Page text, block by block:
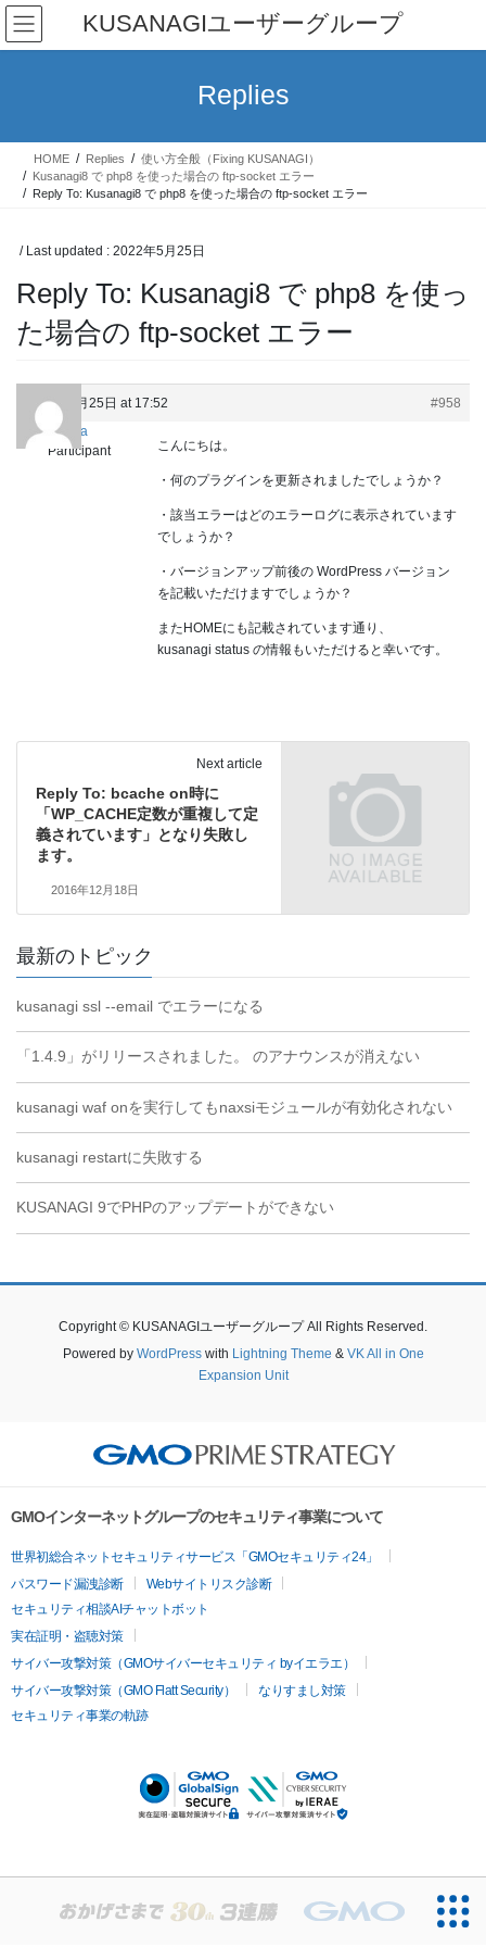
Skip
the
Skip
the
KUSANAGIユーザーグループ
Replies
HOME Replies
使い方全般（Fixing KUSANAGI）
Kusanagi8 で php8 を使った場合の ftp-socket エラー
Reply To: Kusanagi8 で php8 を使った場合の ftp-socket エラー
/ Last updated : 2022年5月25日
Reply To: Kusanagi8 で php8 を使っ
た場合の ftp-socket エラー
2022年5月25日 at 17:52
#958
Keita
Participant
こんにちは。
・何のプラグインを更新されましたでしょうか？
・該当エラーはどのエラーログに表示されています
でしょうか？
・バージョンアップ前後の WordPress バージョン
を記載いただけますでしょうか？
またHOMEにも記載されています通り、
kusanagi status の情報もいただけると幸いです。
Next article
Reply To: bcache on時に
「WP_CACHE定数が重複して定
義されています」となり失敗し
ます。
2016年12月18日
最新のトピック
kusanagi ssl --email でエラーになる
「1.4.9」がリリースされました。 のアナウンスが消えない
kusanagi waf onを実行してもnaxsiモジュールが有効化されない
kusanagi restartに失敗する
KUSANAGI 9でPHPのアップデートができない
Copyright © KUSANAGIユーザーグループ All Rights Reserved.
Powered by WordPresswith Lightning Theme & VK All in One
Expansion Unit
GMOインターネットグループのセキュリティ事業について
世界初総合ネットセキュリティサービス「GMOセキュリティ24」
パスワード漏洩診断
Webサイトリスク診断
セキュリティ相談AIチャットボット
実在証明・盗聴対策
サイバー攻撃対策（GMOサイバーセキュリティ byイエラエ）
サイバー攻撃対策（GMO Flatt Security）
なりすまし対策
セキュリティ事業の軌跡